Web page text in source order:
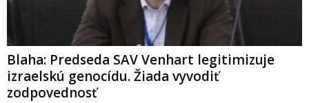
Blaha: Predseda SAV Venhart legitimizuje
izraelskú genocídu. Žiada vyvodiť
zodpovednosť